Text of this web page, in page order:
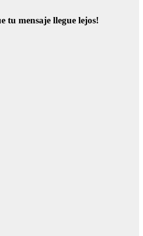
tu mensaje llegue lejos!